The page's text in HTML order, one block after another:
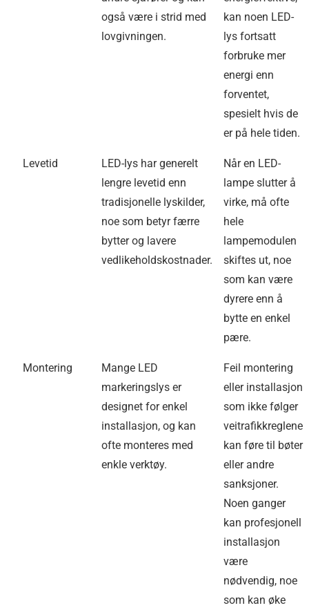
også være i strid med
lovgivningen.
kan noen LED-
lys fortsatt
forbruke mer
energi enn
forventet,
spesielt hvis de
er på hele tiden.
Levetid
LED-lys har generelt
lengre levetid enn
tradisjonelle lyskilder,
noe som betyr færre
bytter og lavere
vedlikeholdskostnader.
Når en LED-
lampe slutter å
virke, må ofte
hele
lampemodulen
skiftes ut, noe
som kan være
dyrere enn å
bytte en enkel
pære.
Montering
Mange LED
markeringslys er
designet for enkel
installasjon, og kan
ofte monteres med
enkle verktøy.
Feil montering
eller installasjon
som ikke følger
veitrafikkreglene
kan føre til bøter
eller andre
sanksjoner.
Noen ganger
kan profesjonell
installasjon
være
nødvendig, noe
som kan øke